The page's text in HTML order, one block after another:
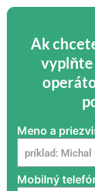
Ak
vyplňte
game
station
m1 - SK -
FlamyFox
Meno a
Mobilný